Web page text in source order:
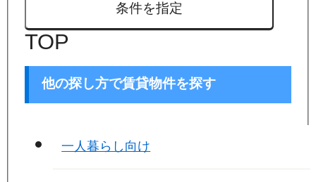
条件を指定
TOP
他の探し方で賃貸物件を探す
一人暮らし向け